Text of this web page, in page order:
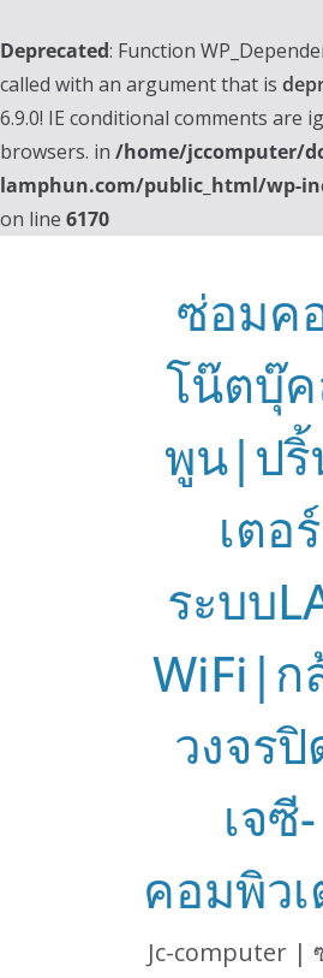
Deprecated: Function
called with an argument that is
6.9.0! IE conditional comments are
browsers. in /home/jccomputer/
lamphun.com/public_html/wp-
on line 6170
ซ่อมค
โน๊ตบุ๊
พูน|ปริ้
เตอร์
ระบบ
WiFi|ก
วงจร
เจซี-
คอมพิว
Jc-computer |